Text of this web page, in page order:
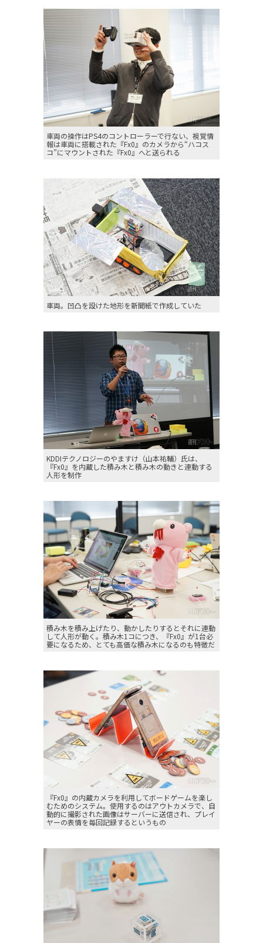
車両の操作はPS4のコントローラーで行ない、視覚情
報は車両に搭載された『Fx0』のカメラから“ハコス
コ”にマウントされた『Fx0』へと送られる
車両。凹凸を設けた地形を新聞紙で作成していた
KDDIテクノロジーのやますけ（山本祐輔）氏は、
『Fx0』を内蔵した積み木と積み木の動きと連動する
人形を制作
積み木を積み上げたり、動かしたりするとそれに連動
して人形が動く。積み木1コにつき、『Fx0』が1台必
要になるため、とても高価な積み木になるのも特徴だ
『Fx0』の内蔵カメラを利用してボードゲームを楽し
むためのシステム。使用するのはアウトカメラで、自
動的に撮影された画像はサーバーに送信され、プレイ
ヤーの表情を毎回記録するというもの